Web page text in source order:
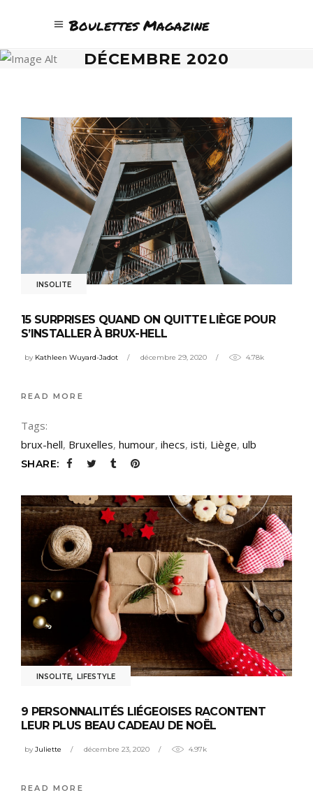
Boulettes Magazine
DÉCEMBRE 2020
INSOLITE
15 SURPRISES QUAND ON QUITTE LIÈGE POUR
S’INSTALLER À BRUX-HELL
by Kathleen Wuyard-Jadot décembre 29, 2020 4.78k
READ MORE
Tags:
brux-hell, Bruxelles, humour, ihecs, isti, Liège, ulb
SHARE:
INSOLITE, LIFESTYLE
9 PERSONNALITÉS LIÉGEOISES RACONTENT
LEUR PLUS BEAU CADEAU DE NOËL
byJuliette décembre 23, 2020 4.97k
READ MORE